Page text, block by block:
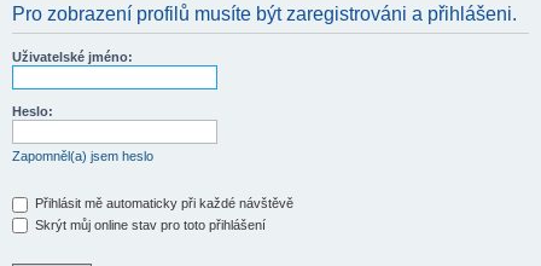
Pro zobrazení profilů musíte být zaregistrováni a přihlášeni.
Uživatelské jméno:
Heslo:
Zapomněl(a) jsem heslo
Přihlásit mě automaticky při každé návštěvě
Skrýt můj online stav pro toto přihlášení